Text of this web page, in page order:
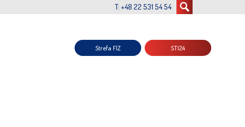
T: +48 22 531 54 54
Strefa FIZ STI24